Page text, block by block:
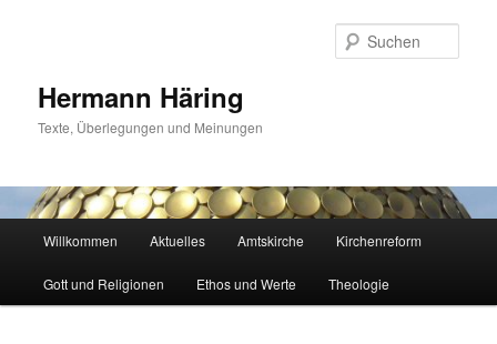
Hermann Häring
Texte, Überlegungen und Meinungen
Willkommen Aktuelles Amtskirche Kirchenreform
Gott und Religionen Ethos und Werte Theologie